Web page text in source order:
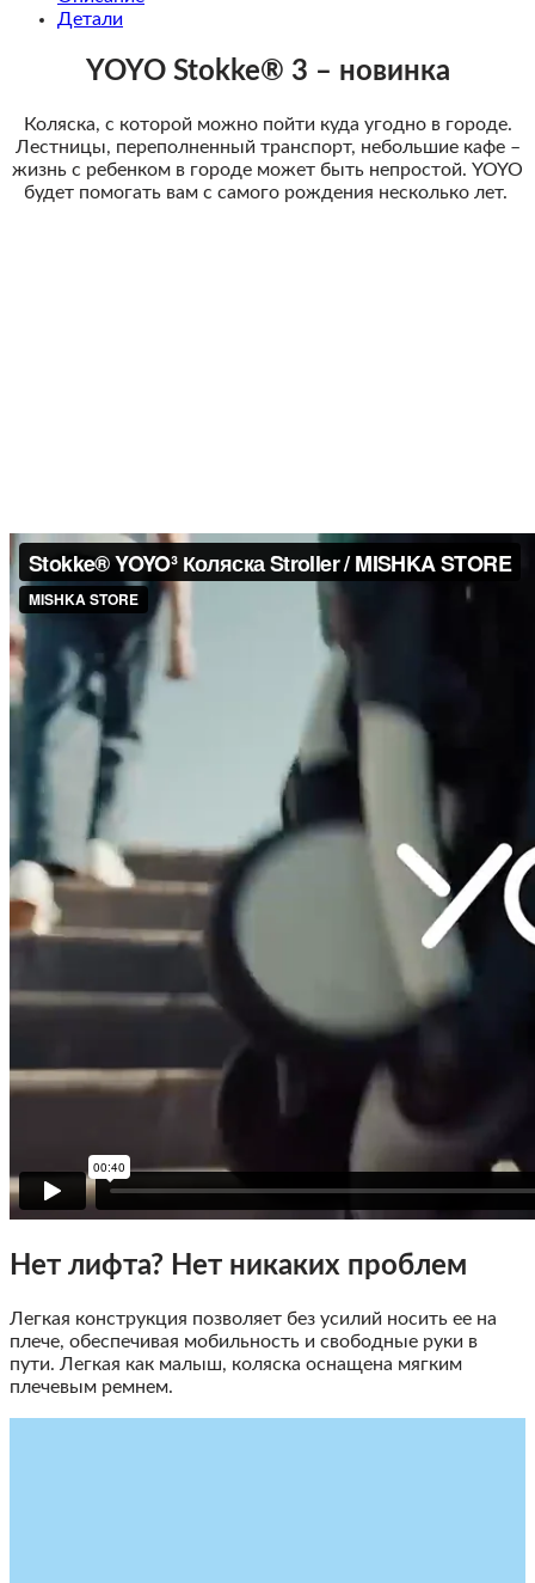
Детали
YOYO Stokke® 3 – новинка
Коляска, с которой можно пойти куда угодно в городе.
Лестницы, переполненный транспорт, небольшие кафе –
жизнь с ребенком в городе может быть непростой. YOYO
будет помогать вам с самого рождения несколько лет.
Нет лифта? Нет никаких проблем
Легкая конструкция позволяет без усилий носить ее на
плече, обеспечивая мобильность и свободные руки в
пути. Легкая как малыш, коляска оснащена мягким
плечевым ремнем.